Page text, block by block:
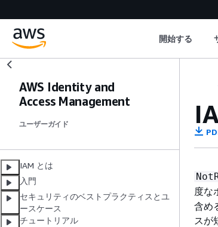
開始する
AWS Identity and
Access Management
ユーザーガイド
IAM とは
入門
セキュリティのベストプラクティスとユ
ースケース
チュートリアル
度な
含め
スが